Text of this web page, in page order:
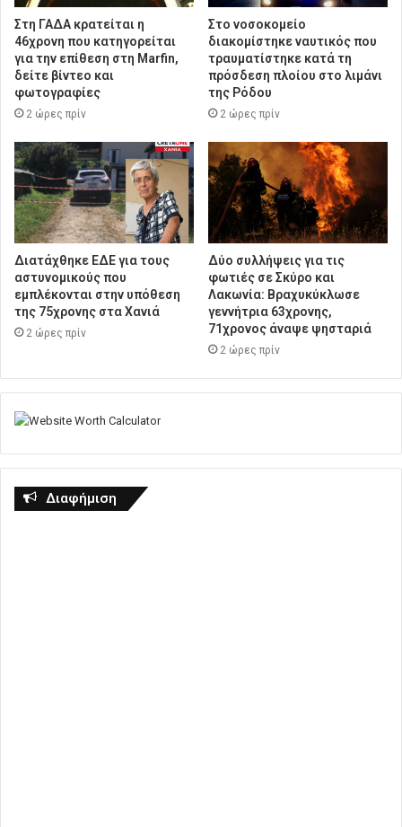
Στη ΓΑΔΑ κρατείται η
46χρονη που κατηγορείται
για την επίθεση στη Marfin,
δείτε βίντεο και
φωτογραφίες
2 ώρες πρίν
Στο νοσοκομείο
διακομίστηκε ναυτικός που
τραυματίστηκε κατά τη
πρόσδεση πλοίου στο λιμάνι
της Ρόδου
2 ώρες πρίν
Διατάχθηκε ΕΔΕ για τους
αστυνομικούς που
εμπλέκονται στην υπόθεση
της 75χρονης στα Χανιά
2 ώρες πρίν
Δύο συλλήψεις για τις
φωτιές σε Σκύρο και
Λακωνία: Βραχυκύκλωσε
γεννήτρια 63χρονης,
71χρονος άναψε ψησταριά
2 ώρες πρίν
Διαφήμιση